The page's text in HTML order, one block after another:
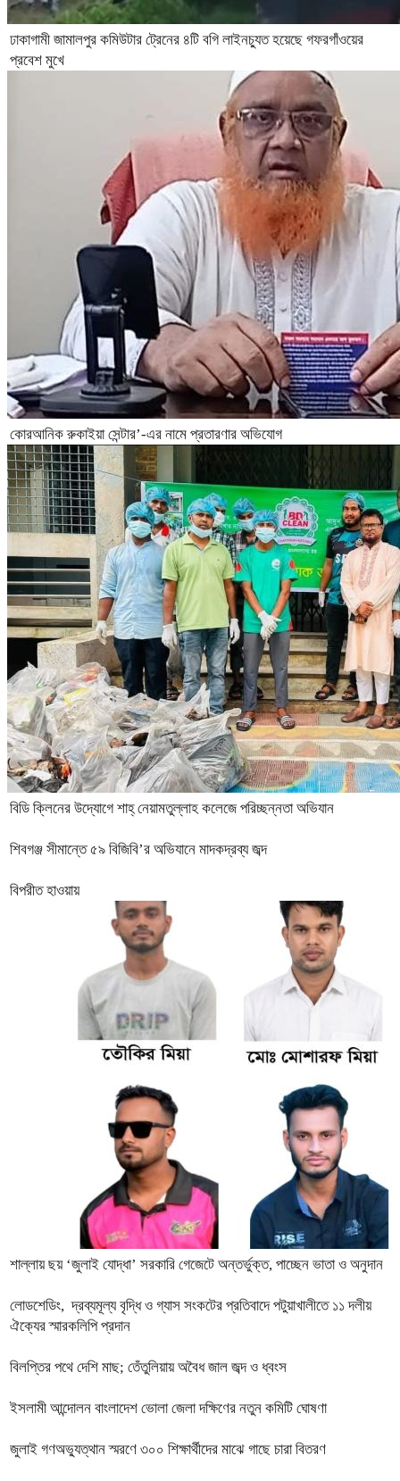
ঢাকাগামী জামালপুর কমিউটার ট্রেনের ৪টি বগি লাইনচ্যুত হয়েছে গফরগাঁওয়ের
প্রবেশ মুখে
কোরআনিক রুকাইয়া সেন্টার’-এর নামে প্রতারণার অভিযোগ
বিডি ক্লিনের উদ্যোগে শাহ্ নেয়ামতুল্লাহ কলেজে পরিচ্ছন্নতা অভিযান
শিবগঞ্জ সীমান্তে ৫৯ বিজিবি’র অভিযানে মাদকদ্রব্য জব্দ
বিপরীত হাওয়ায়
শাল্লায় ছয় ‘জুলাই যোদ্ধা’ সরকারি গেজেটে অন্তর্ভুক্ত, পাচ্ছেন ভাতা ও অনুদান
লোডশেডিং, দ্রব্যমূল্য বৃদ্ধি ও গ্যাস সংকটের প্রতিবাদে পটুয়াখালীতে ১১ দলীয়
ঐক্যের স্মারকলিপি প্রদান
বিলপ্তির পথে দেশি মাছ; তেঁতুলিয়ায় অবৈধ জাল জব্দ ও ধ্বংস
ইসলামী আন্দোলন বাংলাদেশ ভোলা জেলা দক্ষিণের নতুন কমিটি ঘোষণা
জুলাই গণঅভ্যুত্থান স্মরণে ৩০০ শিক্ষার্থীদের মাঝে গাছে চারা বিতরণ